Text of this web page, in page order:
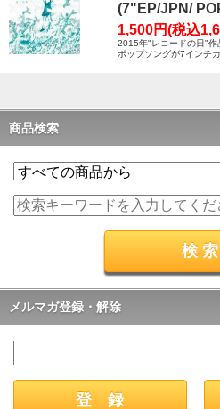
(7"EP/JPN/
1,500円(税込
2015年"レコードの日"作
ポップソングが7インチカ
商品検索
メルマガ登録・解除